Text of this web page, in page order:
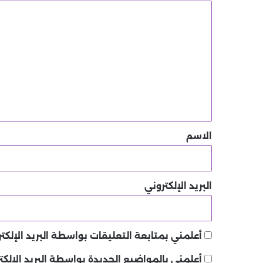
*الاسم
البريد الإلكتروني
أعلمني بمتابعة التعليقات بواسطة البريد
أعلمني بالمواضيع الجديدة بواسطة البريد